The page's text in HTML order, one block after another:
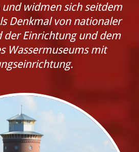
und widmen sich seitdem
Denkmal von nationaler
der Einrichtung und dem
Wassermuseums mit